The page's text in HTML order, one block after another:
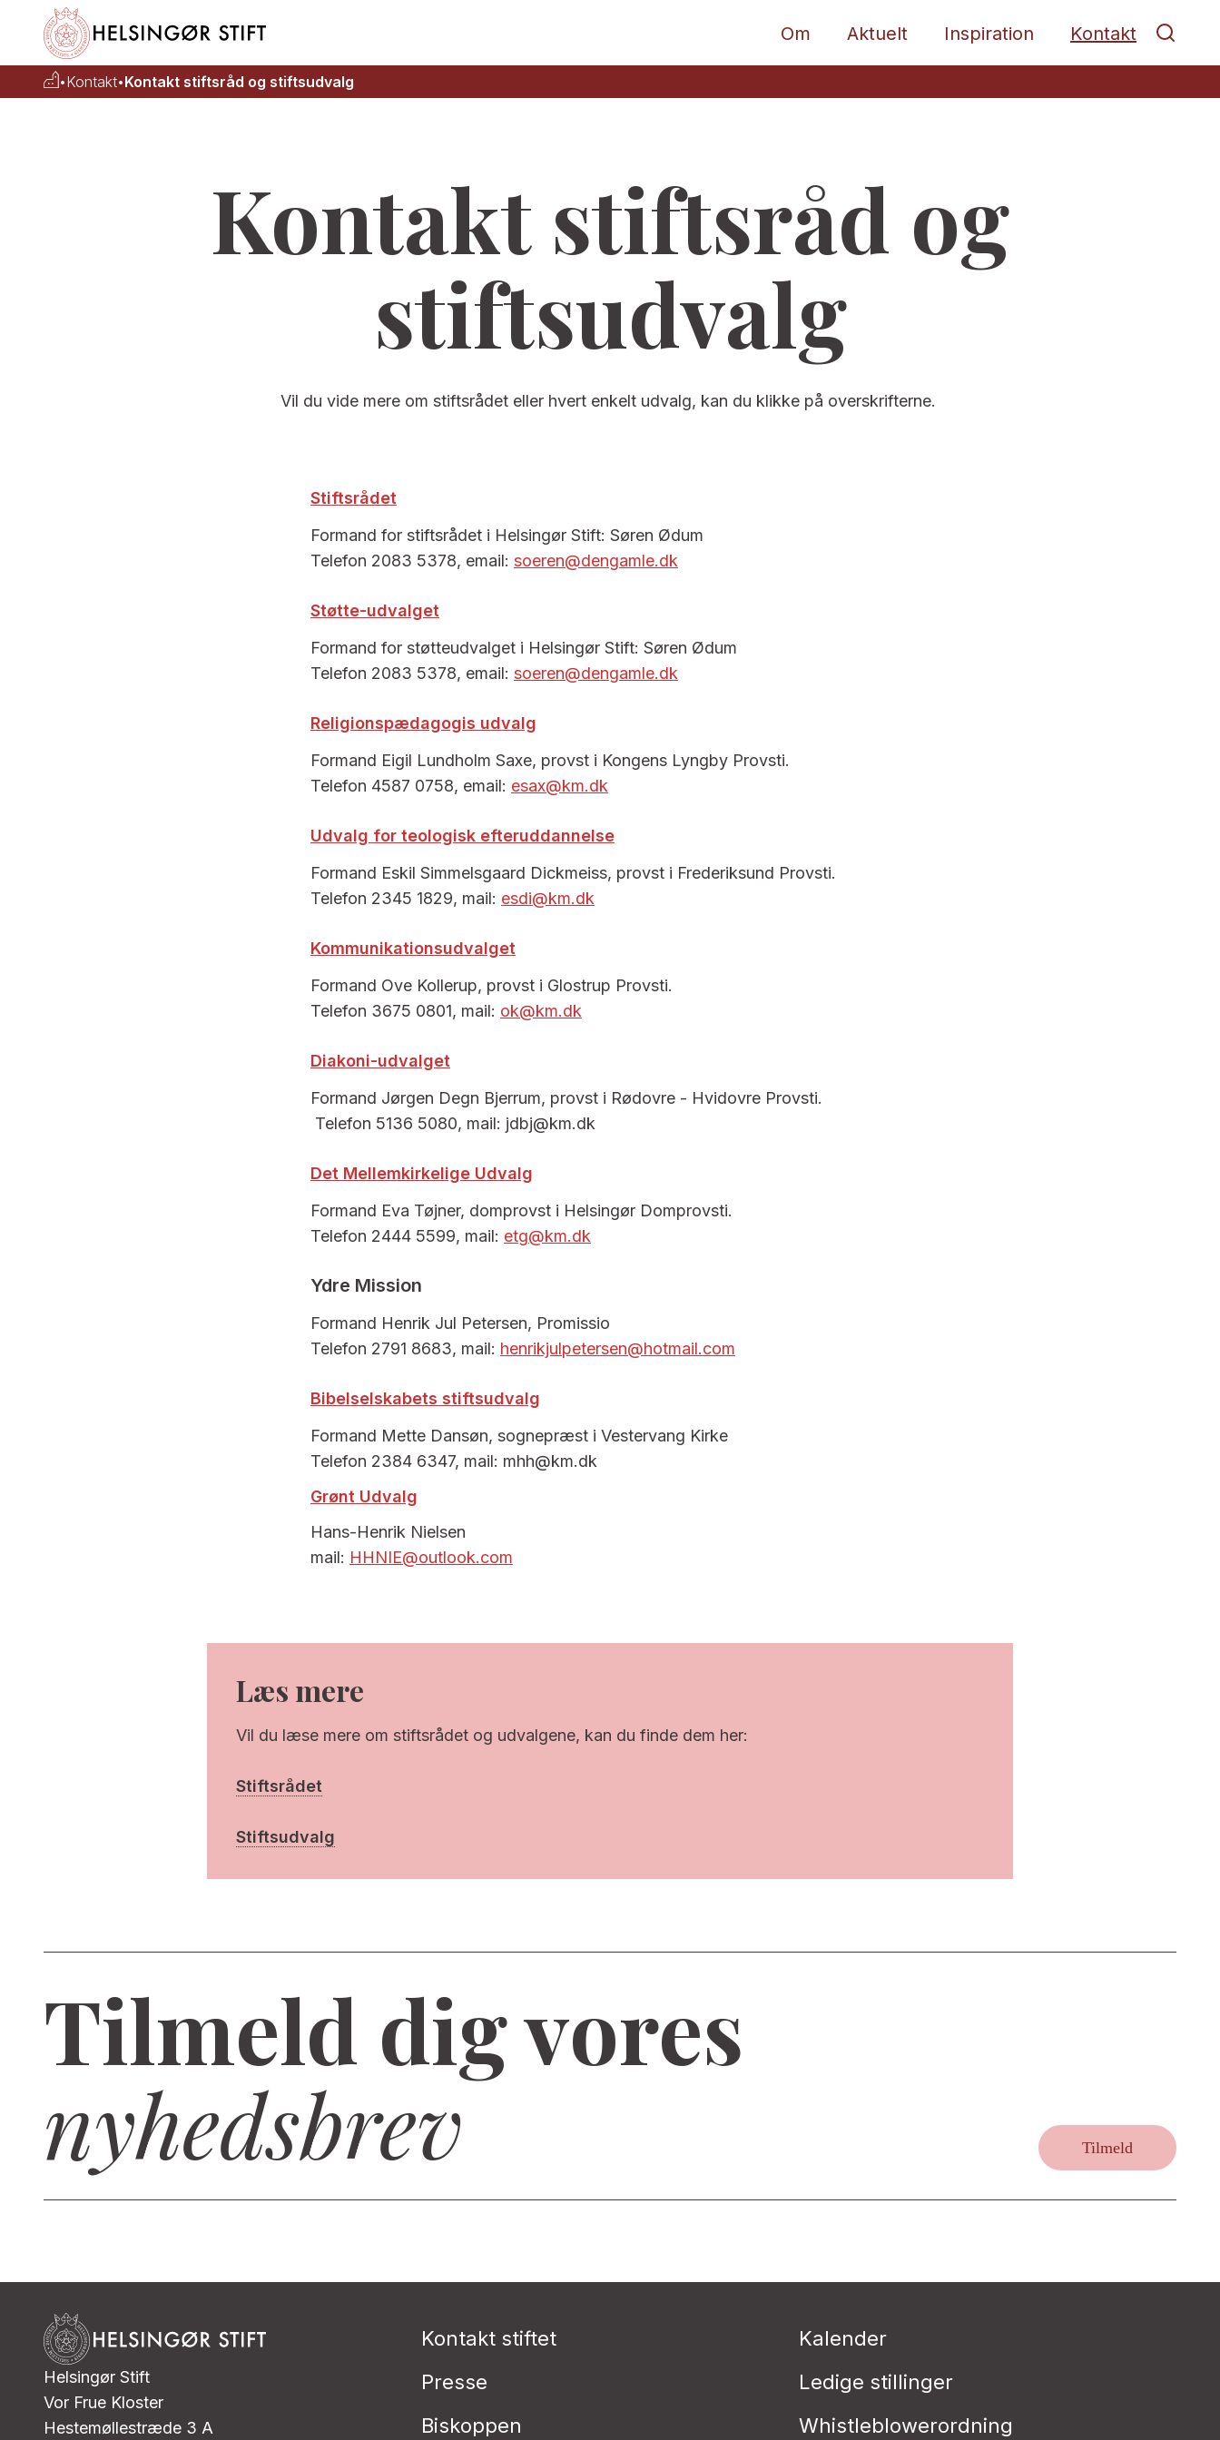
Om Aktuelt Inspiration Kontakt
•Kontakt•Kontakt stiftsråd og stiftsudvalg
Kontakt stiftsråd og
stiftsudvalg
Vil du vide mere om stiftsrådet eller hvert enkelt udvalg, kan du klikke på overskrifterne.
Stiftsrådet
Formand for stiftsrådet i Helsingør Stift: Søren Ødum
Telefon 2083 5378, email: soeren@dengamle.dk
Støtte-udvalget
Formand for støtteudvalget i Helsingør Stift: Søren Ødum
Telefon 2083 5378, email: soeren@dengamle.dk
Religionspædagogis udvalg
Formand Eigil Lundholm Saxe, provst i Kongens Lyngby Provsti.
Telefon 4587 0758, email: esax@km.dk
Udvalg for teologisk efteruddannelse
Formand Eskil Simmelsgaard Dickmeiss, provst i Frederiksund Provsti.
Telefon 2345 1829, mail: esdi@km.dk
Kommunikationsudvalget
Formand Ove Kollerup, provst i Glostrup Provsti.
Telefon 3675 0801, mail: ok@km.dk
Diakoni-udvalget
Formand Jørgen Degn Bjerrum, provst i Rødovre - Hvidovre Provsti.
Telefon 5136 5080, mail: jdbj@km.dk
Det Mellemkirkelige Udvalg
Formand Eva Tøjner, domprovst i Helsingør Domprovsti.
Telefon 2444 5599, mail: etg@km.dk
Ydre Mission
Formand Henrik Jul Petersen, Promissio
Telefon 2791 8683, mail: henrikjulpetersen@hotmail.com
Bibelselskabets stiftsudvalg
Formand Mette Dansøn, sognepræst i Vestervang Kirke
Telefon 2384 6347, mail: mhh@km.dk
Grønt Udvalg
Hans-Henrik Nielsen
mail: HHNIE@outlook.com
Læs mere
Vil du læse mere om stiftsrådet og udvalgene, kan du finde dem her:
Stiftsrådet
Stiftsudvalg
Tilmeld dig vores
nyhedsbrev
Tilmeld
Helsingør Stift
Vor Frue Kloster
Hestemøllestræde 3 A
Kontakt stiftet
Presse
Biskoppen
Kalender
Ledige stillinger
Whistleblowerordning